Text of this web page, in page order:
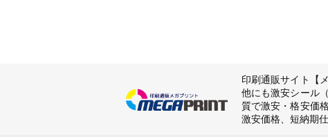
印刷通販サイト【
他にも激安シール
質で激安・格安価
激安価格、短納期